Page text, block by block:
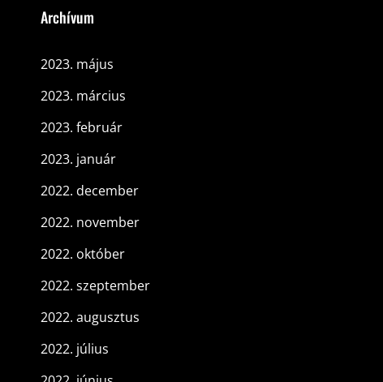
Archívum
2023. május
2023. március
2023. február
2023. január
2022. december
2022. november
2022. október
2022. szeptember
2022. augusztus
2022. július